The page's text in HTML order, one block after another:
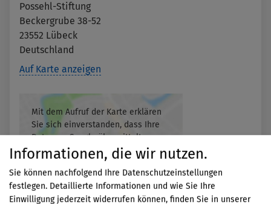
Informationen, die wir nutzen.
Sie können nachfolgend Ihre Datenschutzeinstellungen
festlegen. Detaillierte Informationen und wie Sie Ihre
Einwilligung jederzeit widerrufen können, finden Sie in unserer
Possehl-Stiftung
Beckergrube 38-52
23552 Lübeck
Deutschland
Auf Karte anzeigen
Mit dem Aufruf der Karte erklären
Sie sich einverstanden, dass Ihre
Daten an Google übermittelt
werden und Sie die
Datenschutzerklärung
haben.